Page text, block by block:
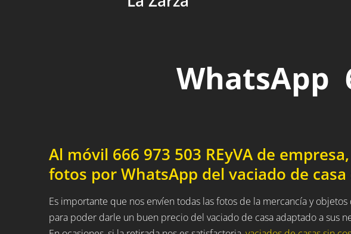
WhatsApp
Al móvil 666 973 503 REyVA de
fotos por WhatsApp del vaciado de casa
Es importante que nos envíen todas las fotos de la mercancía y
para poder darle un buen precio del vaciado de casa adaptado a sus